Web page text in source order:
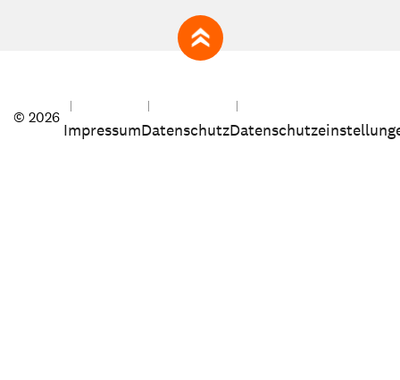
zum Seitenanfang
© 2026
ImpressumDatenschutz